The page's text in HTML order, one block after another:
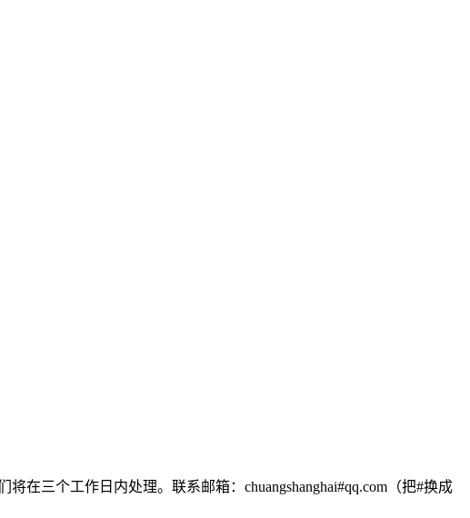
在三个工作日内处理。联系邮箱：chuangshanghai#qq.com（把#换成